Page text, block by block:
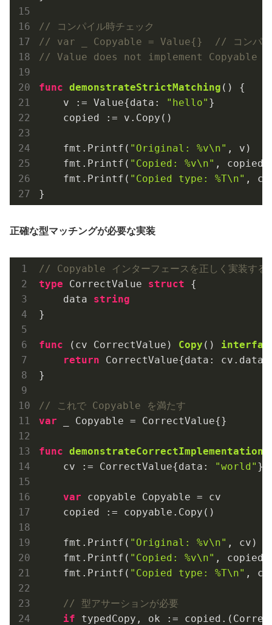
// コンパイル時チェック
// var _ Copyable = Value{}  // コンパイ
// Value does not implement Copyable
func demonstrateStrictMatching ()
{
    v := Value{data:
"hello" }
    copied := v.Copy()
    fmt.Printf(
"Original: %v\n" , v)
    fmt.Printf(
"Copied: %v\n" , copied)
    fmt.Printf(
"Copied type: %T\n" ,
正確な型マッチングが必要な実装
// Copyable インターフェースを正しく実装する
type CorrectValue struct {
    data
string
}
func (cv CorrectValue) Copy ()
return CorrectValue{data: cv.data}
}
// これで Copyable を満たす
var _ Copyable = CorrectValue{}
func demonstrateCorrectImplementation
    cv := CorrectValue{data:
"world" }
var copyable Copyable = cv
    copied := copyable.Copy()
    fmt.Printf(
"Original: %v\n" , cv)
    fmt.Printf(
"Copied: %v\n" , copied)
    fmt.Printf(
"Copied type: %T\n" ,
// 型アサーションが必要
if typedCopy, ok :=